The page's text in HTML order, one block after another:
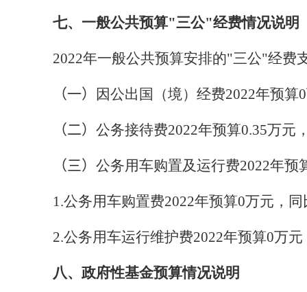
七、一般公共预算"三公"经费情况说明
2022年一般公共预算安排的"三公"经费
（一） 因公出国（境）经费2022年预算0
（二） 公务接待费2022年预算0.35万元
（三） 公务用车购置及运行费2022年预
1.公务用车购置费2022年预算0万元，同
2.公务用车运行维护费2022年预算0万元
八、政府性基金预算情况说明